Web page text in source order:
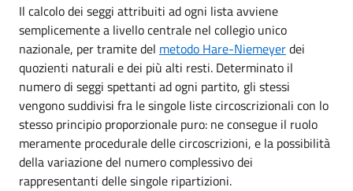
Il calcolo dei seggi attribuiti ad ogni lista avviene
semplicemente a livello centrale nel collegio unico
nazionale, per tramite del metodo Hare-Niemeyerdei
quozienti naturali e dei più alti resti. Determinato il
numero di seggi spettanti ad ogni partito, gli stessi
vengono suddivisi fra le singole liste circoscrizionali con lo
stesso principio proporzionale puro: ne consegue il ruolo
meramente procedurale delle circoscrizioni, e la possibilità
della variazione del numero complessivo dei
rappresentanti delle singole ripartizioni.